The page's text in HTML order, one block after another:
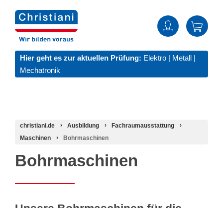
Hier geht es zur aktuellen Prüfung: Elektro | Metall |
Mechatronik
christiani.de Ausbildung
Fachraumausstattung
Maschinen
Bohrmaschinen
Bohrmaschinen